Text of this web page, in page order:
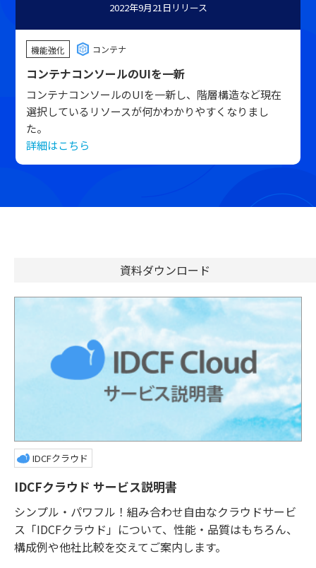
2022年9月21日リリース
機能強化 コンテナ
コンテナコンソールのUIを一新
コンテナコンソールのUIを一新し、階層構造など現在
選択しているリソースが何かわかりやすくなりまし
た。
詳細はこちら
資料ダウンロード
IDCFクラウド
IDCFクラウド サービス説明書
シンプル・パワフル！組み合わせ自由なクラウドサービ
ス「IDCFクラウド」について、性能・品質はもちろん、
構成例や他社比較を交えてご案内します。